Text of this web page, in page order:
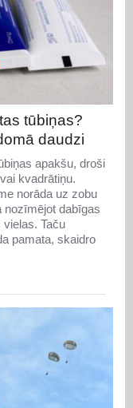
tūbiņas?
daudzi
apakšu, droši
kvadrātiņu.
norāda uz zobu
nozīmējot dabīgas
Taču
pamata, skaidro